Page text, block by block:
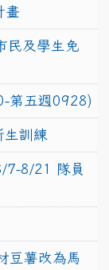
畫
民及學生免
第五週0928)
訓練
7-8/21 隊員
豆薯改為馬